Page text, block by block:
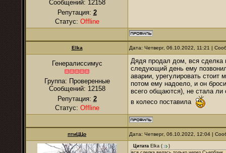
Сообщений: 12158
Репутация: 2
Статус: Offline
Elka Дата: Четверг, 06.10.2022, 11:21 |
Генералиссимус
Группа: Проверенные
Сообщений: 12158
Репутация: 2
Статус: Offline
Дядя продал дом, вся сделка
следующий день ему
аварии, урегулировать
потом ему надоело, и он
всего общаются), не стала
в колесо поставила
птиЦЦо Дата: Четверг, 06.10.2022, 12:04 |
Цитата Elka (
)